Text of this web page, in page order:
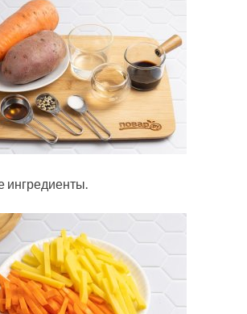
ингредиенты.